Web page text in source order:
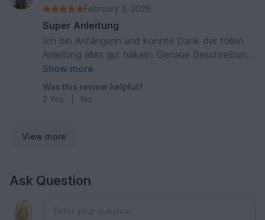
February 3, 2026
Super Anleitung
Ich bin Anfängerin und konnte Dank der tollen
Anleitung alles gut häkeln. Genaue Beschreibung
und viele Bilder, genial, Herzlichen Dank dafür.
Show more
Was this review helpful?
2 Yes No
View more
Ask Question